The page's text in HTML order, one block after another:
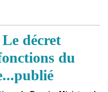
décret
du